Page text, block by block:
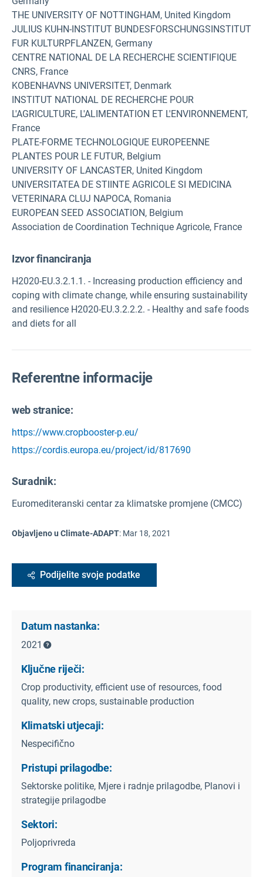
THE UNIVERSITY OF NOTTINGHAM, United Kingdom
JULIUS KUHN-INSTITUT BUNDESFORSCHUNGSINSTITUT
FUR KULTURPFLANZEN, Germany
CENTRE NATIONAL DE LA RECHERCHE SCIENTIFIQUE
CNRS, France
KOBENHAVNS UNIVERSITET, Denmark
INSTITUT NATIONAL DE RECHERCHE POUR
L'AGRICULTURE, L'ALIMENTATION ET L'ENVIRONNEMENT,
France
PLATE-FORME TECHNOLOGIQUE EUROPEENNE
PLANTES POUR LE FUTUR, Belgium
UNIVERSITY OF LANCASTER, United Kingdom
UNIVERSITATEA DE STIINTE AGRICOLE SI MEDICINA
VETERINARA CLUJ NAPOCA, Romania
EUROPEAN SEED ASSOCIATION, Belgium
Association de Coordination Technique Agricole, France
Izvor financiranja
H2020-EU.3.2.1.1. - Increasing production efficiency and
coping with climate change, while ensuring sustainability
and resilience H2020-EU.3.2.2.2. - Healthy and safe foods
and diets for all
Referentne informacije
web stranice:
https://www.cropbooster-p.eu/
https://cordis.europa.eu/project/id/817690
Suradnik:
Euromediteranski centar za klimatske promjene (CMCC)
Objavljeno u Climate-ADAPT: Mar 18, 2021
Podijelite svoje podatke
Datum nastanka:
2021
Ključne riječi:
Crop productivity, efficient use of resources, food
quality, new crops, sustainable production
Klimatski utjecaji:
Nespecifično
Pristupi prilagodbe:
Sektorske politike, Mjere i radnje prilagodbe, Planovi i
strategije prilagodbe
Sektori:
Poljoprivreda
Program financiranja: